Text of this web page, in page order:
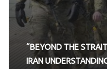
“BEYOND THE
IRAN